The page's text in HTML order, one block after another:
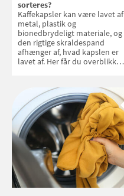
sorteres?
Kaffekapsler kan være lavet af
metal, plastik og
bionedbrydeligt materiale, og
den rigtige skraldespand
afhænger af, hvad kapslen er
lavet af. Her får du overblikket